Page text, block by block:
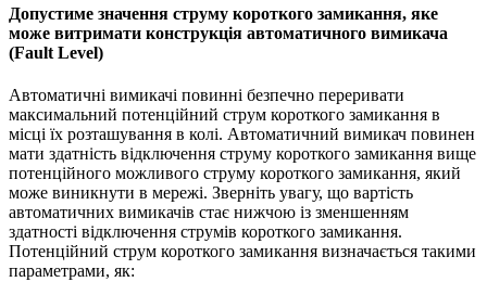
Допустиме значення струму короткого замикання, яке
може витримати конструкція автоматичного вимикача
(Fault Level)
Автоматичні вимикачі повинні безпечно переривати
максимальний потенційний струм короткого замикання в
місці їх розташування в колі. Автоматичний вимикач повинен
мати здатність відключення струму короткого замикання вище
потенційного можливого струму короткого замикання, який
може виникнути в мережі. Зверніть увагу, що вартість
автоматичних вимикачів стає нижчою із зменшенням
здатності відключення струмів короткого замикання.
Потенційний струм короткого замикання визначається такими
параметрами, як: